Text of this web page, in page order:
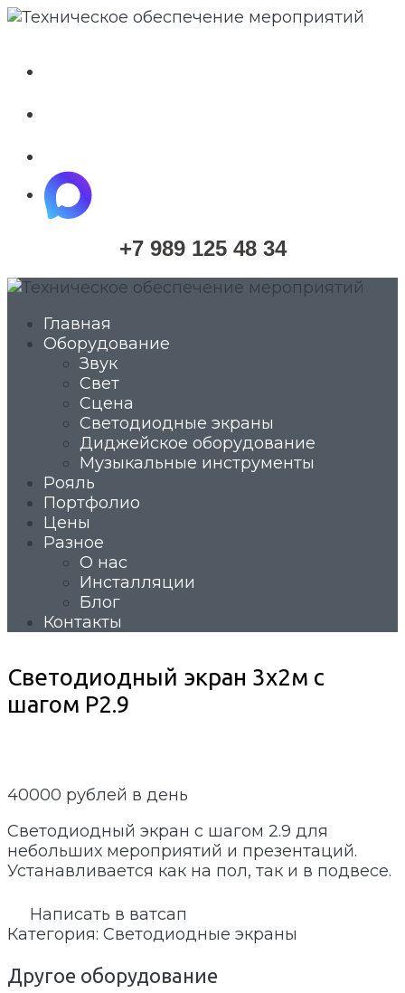
maximize
+7 989 125 48 34
Главная
Оборудование
Звук
Свет
Сцена
Светодиодные экраны
Диджейское оборудование
Музыкальные инструменты
Рояль
Портфолио
Цены
Разное
О нас
Инсталляции
Блог
Контакты
Светодиодный экран 3х2м с
шагом P2.9
40000 рублей в день
Светодиодный экран с шагом 2.9 для
небольших мероприятий и презентаций.
Устанавливается как на пол, так и в подвесе.
Написать в ватсап
Категория: Светодиодные экраны
Другое оборудование